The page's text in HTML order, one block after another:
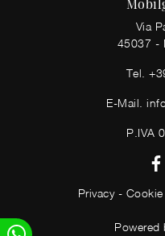
Via
45037 -
Tel.
E-Mail.
P.IVA
Privacy- Cookie
Powered